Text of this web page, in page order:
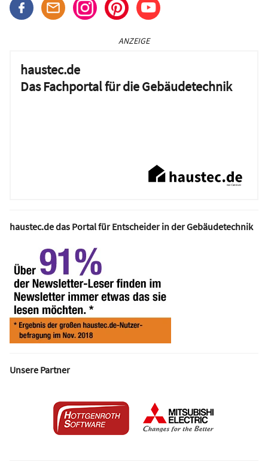
ANZEIGE
haustec.de
Das Fachportal für die Gebäudetechnik
haustec.de das Portal für Entscheider in der Gebäudetechnik
Unsere Partner